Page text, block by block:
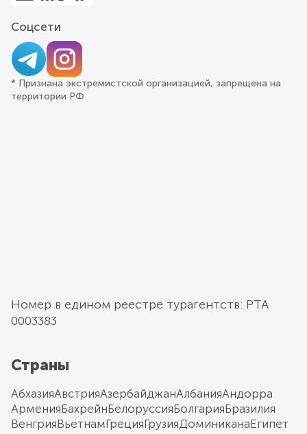
Соцсети
* Признана экстремистской организацией, запрещена на
территории РФ
Номер в едином реестре турагентств: РТА
0003383
Страны
АбхазияАвстрияАзербайджанАлбанияАндорра
АрменияБахрейнБелоруссияБолгарияБразилия
ВенгрияВьетнамГрецияГрузияДоминиканаЕгипет